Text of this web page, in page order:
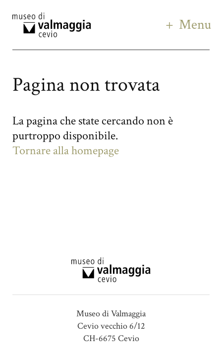
Menu
Pagina non trovata
La pagina che state cercando non è
purtroppo disponibile.
Tornare alla homepage
Museo di Valmaggia
Cevio vecchio 6/12
CH-6675 Cevio